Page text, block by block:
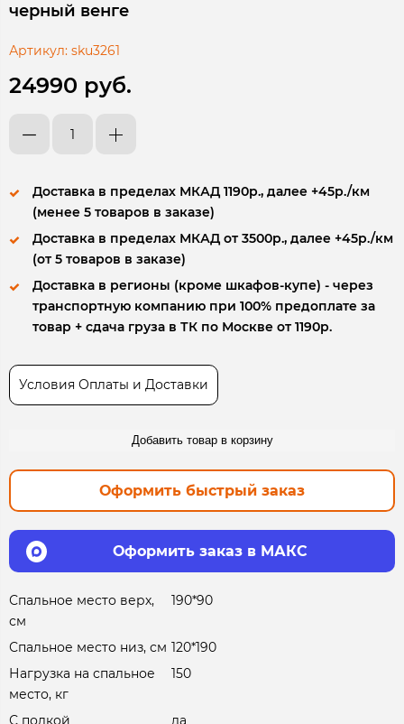
черный венге
Артикул: sku3261
24990 руб.
Доставка в пределах МКАД 1190р., далее +45р./км
(менее 5 товаров в заказе)
Доставка в пределах МКАД от 3500р., далее +45р./км
(от 5 товаров в заказе)
Доставка в регионы (кроме шкафов-купе) - через
транспортную компанию при 100% предоплате за
товар + сдача груза в ТК по Москве от 1190р.
Условия Оплаты и Доставки
Добавить товар в корзину
Оформить быстрый заказ
Оформить заказ в МАКС
Спальное место верх,
см
190*90
Спальное место низ, см 120*190
Нагрузка на спальное
место, кг
150
С полкой
да